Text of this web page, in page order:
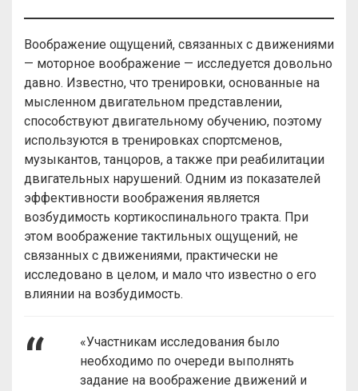
Воображение ощущений, связанных с движениями
— моторное воображение — исследуется довольно
давно. Известно, что тренировки, основанные на
мысленном двигательном представлении,
способствуют двигательному обучению, поэтому
используются в тренировках спортсменов,
музыкантов, танцоров, а также при реабилитации
двигательных нарушений. Одним из показателей
эффективности воображения является
возбудимость кортикоспинального тракта. При
этом воображение тактильных ощущений, не
связанных с движениями, практически не
исследовано в целом, и мало что известно о его
влиянии на возбудимость.
«Участникам исследования было
необходимо по очереди выполнять
задание на воображение движений и